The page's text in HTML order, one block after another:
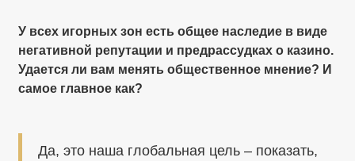
У всех игорных зон есть общее наследие в виде
негативной репутации и предрассудках о казино.
Удается ли вам менять общественное мнение? И
самое главное как?
Да, это наша глобальная цель – показать,